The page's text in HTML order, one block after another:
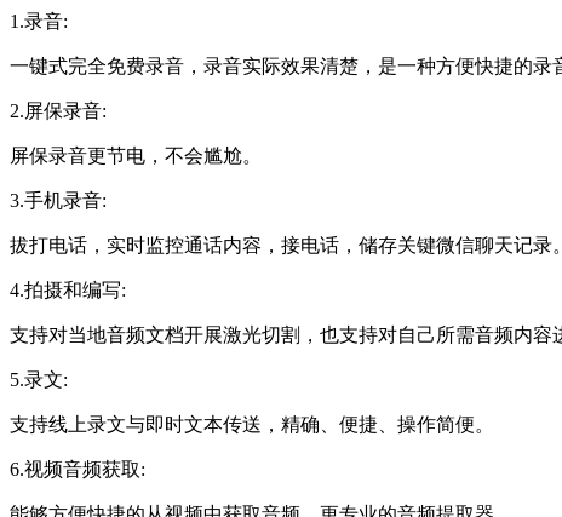
1.录音:
一键式完全免费录音，录音实际效果清楚，是一种方便快捷的录
2.屏保录音:
屏保录音更节电，不会尴尬。
3.手机录音:
拔打电话，实时监控通话内容，接电话，储存关键微信聊天记录。
4.拍摄和编写:
支持对当地音频文档开展激光切割，也支持对自己所需音频内容
5.录文:
支持线上录文与即时文本传送，精确、便捷、操作简便。
6.视频音频获取: